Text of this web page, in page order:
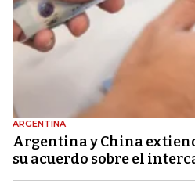
ARGENTINA
Argentina y China
su acuerdo sobre el